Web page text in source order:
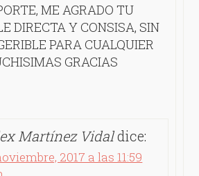
ME AGRADO TU
DIRECTA Y CONSISA, SIN
PARA CUALQUIER
GRACIAS
Martínez Vidaldice:
2017 a las 11:59